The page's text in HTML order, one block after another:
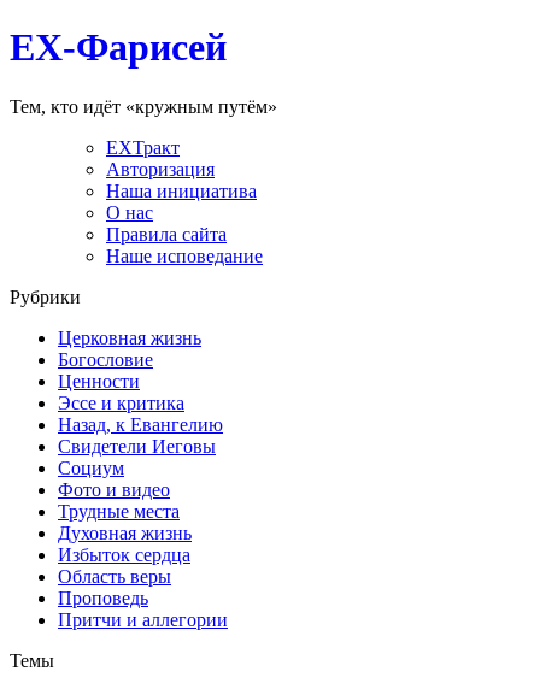
EX-Фарисей
Тем, кто идёт «кружным путём»
EXТракт
Авторизация
Наша инициатива
О нас
Правила сайта
Наше исповедание
Рубрики
Церковная жизнь
Богословие
Ценности
Эссе и критика
Назад, к Евангелию
Свидетели Иеговы
Социум
Фото и видео
Трудные места
Духовная жизнь
Избыток сердца
Область веры
Проповедь
Притчи и аллегории
Темы